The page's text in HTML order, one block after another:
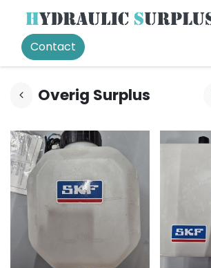
Contact
Overig Surplus